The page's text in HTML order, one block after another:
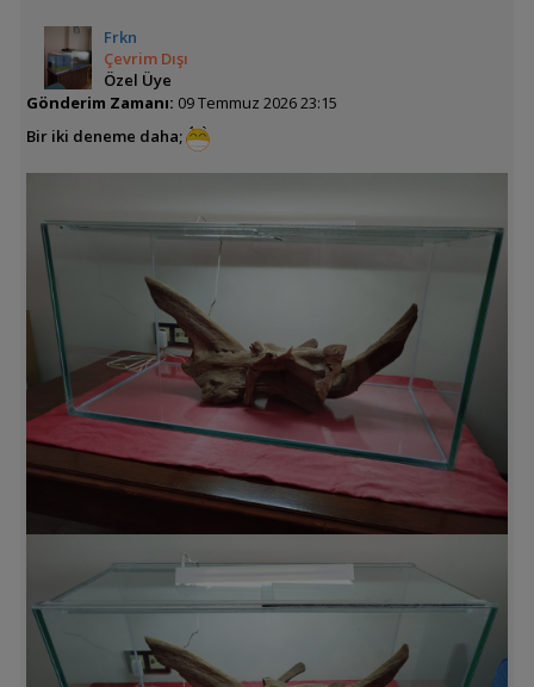
Frkn
Çevrim Dışı
Özel Üye
Gönderim Zamanı: 09 Temmuz 2026 23:15
Bir iki deneme daha;